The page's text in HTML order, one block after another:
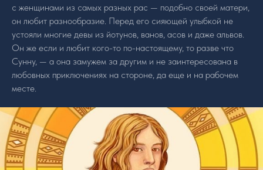
с женщинами из самых разных рас — подобно своей матери,
он любит разнообразие. Перед его сияющей улыбкой не
устояли многие девы из йотунов, ванов, асов и даже альвов.
Он же если и любит кого-то по-настоящему, то разве что
Сунну, — а она замужем за другим и не заинтересована в
любовных приключениях на стороне, да еще и на рабочем
месте.